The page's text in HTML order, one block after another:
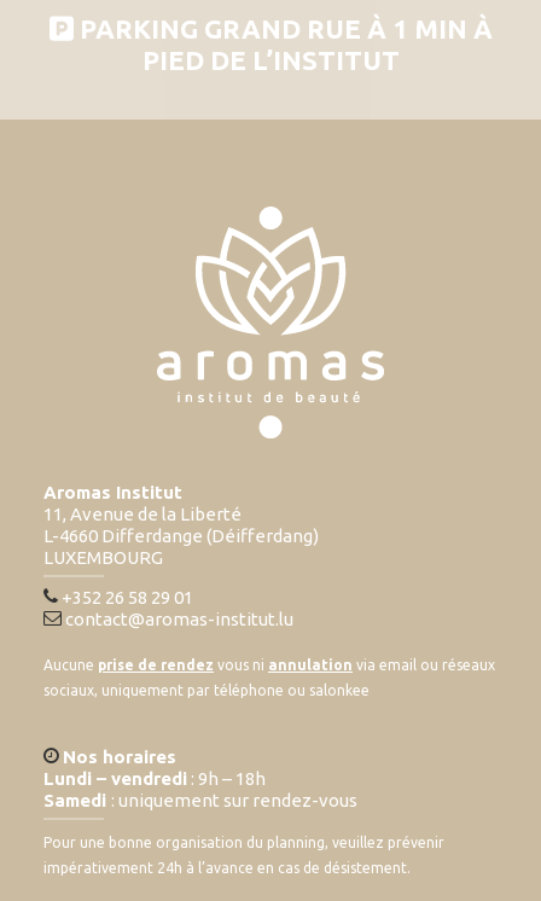
PARKING GRAND RUE À 1 MIN À
PIED DE L’INSTITUT
Aromas Institut
11, Avenue de la Liberté
L-4660 Differdange (Déifferdang)
LUXEMBOURG
+352 26 58 29 01
contact@aromas-institut.lu
Aucune prise de rendez vous ni annulation via email ou réseaux
sociaux, uniquement par téléphone ou salonkee
Nos horaires
Lundi – vendredi : 9h – 18h
Samedi : uniquement sur rendez-vous
Pour une bonne organisation du planning, veuillez prévenir
impérativement 24h à l’avance en cas de désistement.